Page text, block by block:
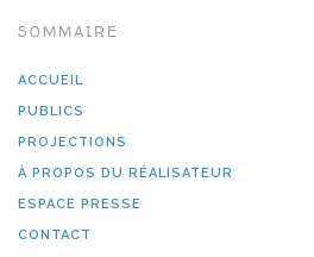
SOMMAIRE
ACCUEIL
PUBLICS
PROJECTIONS
À PROPOS DU RÉALISATEUR
ESPACE PRESSE
CONTACT